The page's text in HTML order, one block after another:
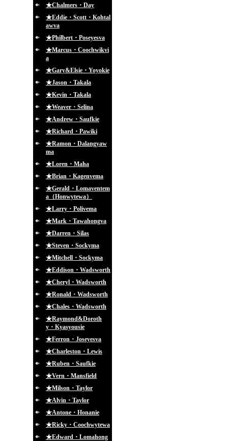
★Chalmers・Day
★Eddie・Scott・Kohtal
awva
★Philbert・Poseyesva
★Marcus・Coochwikvi
a
★Gary&Elsie・Yoyokie
★Jason・Takala
★Kevin・Takala
★Weaver・Selina
★Andrew・Saufkie
★Richard・Pawiki
★Ramon・Dalangyaw
ma
★Loren・Maha
★Brian・Kagenvema
★Gerald・Lomaventem
a（Honwytewa）
★Larry・Polivema
★Mark・Tawahongva
★Darren・Silas
★Steven・Sockyma
★Mitchell・Sockyma
★Eddison・Wadsworth
★Cheryl・Wadsworth
★Ronald・Wadsworth
★Chales・Wadsworth
★Raymond&Doroth
y・Kyasyousie
★Ferron・Joseyesva
★Charleston・Lewis
★Ruben・Saufkie
★Vern・Mansfield
★Milson・Taylor
★Alvin・Taylor
★Antone・Honanie
★Ricky・Coochwytewa
★Edward・Lomahong